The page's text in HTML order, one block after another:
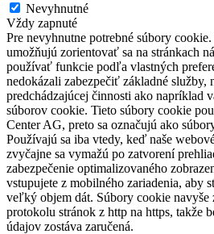
Nevyhnutné
Vždy zapnuté
Pre nevyhnutne potrebné súbory
umožňujú zorientovať sa na stránkach
používať funkcie podľa vlastných
nedokázali zabezpečiť základné služby,
predchádzajúcej činnosti ako napríklad
súborov cookie. Tieto súbory cookie
Center AG, preto sa označujú ako
Používajú sa iba vtedy, keď naše
zvyčajne sa vymažú po zatvorení
zabezpečenie optimalizovaného
vstupujete z mobilného zariadenia, aby
veľký objem dát. Súbory cookie navyše
protokolu stránok z http na https, takže
údajov zostáva zaručená.